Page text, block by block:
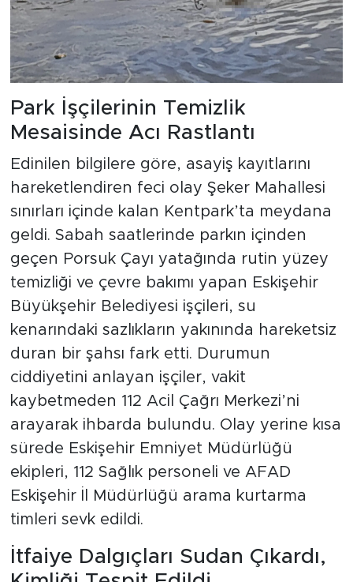
Park İşçilerinin Temizlik
Mesaisinde Acı Rastlantı
Edinilen bilgilere göre, asayiş kayıtlarını
hareketlendiren feci olay Şeker Mahallesi
sınırları içinde kalan Kentpark’ta meydana
geldi. Sabah saatlerinde parkın içinden
geçen Porsuk Çayı yatağında rutin yüzey
temizliği ve çevre bakımı yapan Eskişehir
Büyükşehir Belediyesi işçileri, su
kenarındaki sazlıkların yakınında hareketsiz
duran bir şahsı fark etti. Durumun
ciddiyetini anlayan işçiler, vakit
kaybetmeden 112 Acil Çağrı Merkezi’ni
arayarak ihbarda bulundu. Olay yerine kısa
sürede Eskişehir Emniyet Müdürlüğü
ekipleri, 112 Sağlık personeli ve AFAD
Eskişehir İl Müdürlüğü arama kurtarma
timleri sevk edildi.
İtfaiye Dalgıçları Sudan Çıkardı,